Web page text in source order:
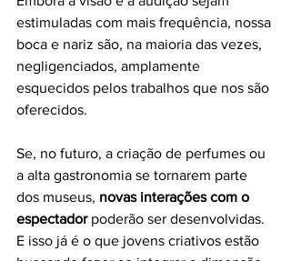
estimuladas com mais frequência, nossa
boca e nariz são, na maioria das vezes,
negligenciados, amplamente
esquecidos pelos trabalhos que nos são
oferecidos.
Se, no futuro, a criação de perfumes ou
a alta gastronomia se tornarem parte
dos museus, novas interações com o
espectador poderão ser desenvolvidas.
E isso já é o que jovens criativos estão